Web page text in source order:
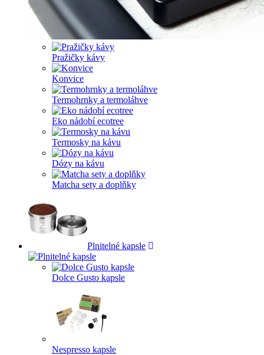
Pražičky kávy
Konvice
Termohrnky a termoláhve
Eko nádobí ecotree
Termosky na kávu
Dózy na kávu
Matcha sety a doplňky
Plnitelné kapsle
Dolce Gusto kapsle
Nespresso kapsle